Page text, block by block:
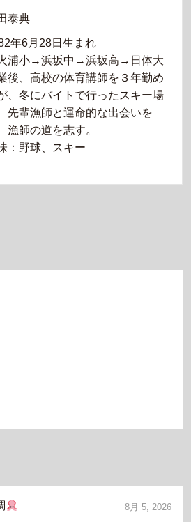
泰典
年6月28日生まれ
浦小→浜坂中→浜坂高→日体大
後、高校の体育講師を３年勤め
、冬にバイトで行ったスキー場
先輩漁師と運命的な出会いを
漁師の道を志す。
：野球、スキー
8月 5, 2026